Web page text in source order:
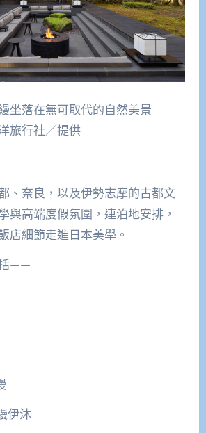
坐落在無可取代的自然美景
旅行社／提供
、奈良，以及伊勢志摩的古都文
與高端度假氛圍，連泊地安排，
店細節走進日本美學。
括——
伊沐